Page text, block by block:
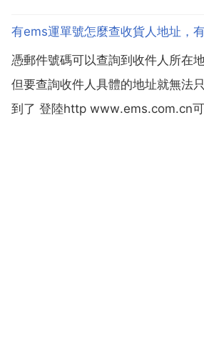
22 02 26 成都市郵政速遞...
憑郵件號碼可以查詢到收件人所在
但要查詢收件人具體的地址就無法
到了 登陸http www.ems.com.cn可